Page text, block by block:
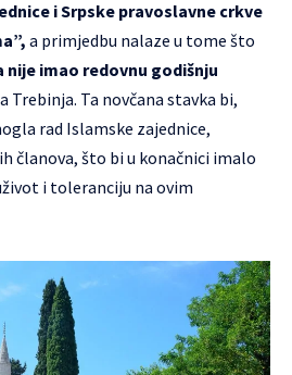
i Srpske pravoslavne crkve
a primjedbu nalaze u tome što
nije imao redovnu godišnju
Trebinja. Ta novčana stavka bi,
rad Islamske zajednice,
članova, što bi u konačnici imalo
i toleranciju na ovim